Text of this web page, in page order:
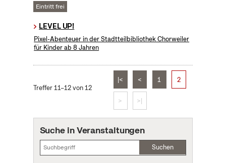
Eintritt frei
LEVEL UP!
Pixel-Abenteuer in der Stadtteilbibliothek Chorweiler
für Kinder ab 8 Jahren
Treffer 11–12 von 12
|< < 1 2
> >|
Suche in Veranstaltungen
Suchen